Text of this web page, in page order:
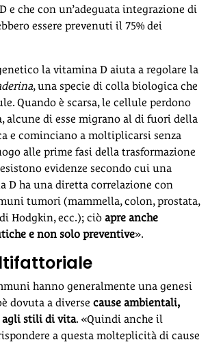
e che con un’adeguata integrazione di
essere prevenuti il 75% dei
la vitamina D aiuta a regolare la
, una specie di colla biologica che
Quando è scarsa, le cellule perdono
alcune di esse migrano al di fuori della
e cominciano a moltiplicarsi senza
alle prime fasi della trasformazione
evidenze secondo cui una
D ha una diretta correlazione con
tumori (mammella, colon, prostata,
Hodgkin, ecc.); ciò apre anche
e non solo preventive».
hanno generalmente una genesi
dovuta a diverse cause ambientali,
agli stili di vita. «Quindi anche il
a questa molteplicità di cause